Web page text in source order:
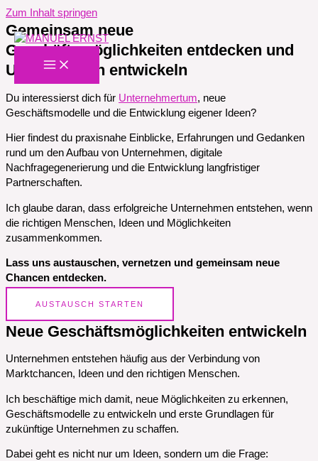
Zum Inhalt springen
Gemeinsam neue
Geschäftsmöglichkeiten entdecken und
Unternehmen entwickeln
Du interessierst dich für Unternehmertum, neue
Geschäftsmodelle und die Entwicklung eigener Ideen?
Hier findest du praxisnahe Einblicke, Erfahrungen und Gedanken
rund um den Aufbau von Unternehmen, digitale
Nachfragegenerierung und die Entwicklung langfristiger
Partnerschaften.
Ich glaube daran, dass erfolgreiche Unternehmen entstehen, wenn
die richtigen Menschen, Ideen und Möglichkeiten
zusammenkommen.
Lass uns austauschen, vernetzen und gemeinsam neue
Chancen entdecken.
AUSTAUSCH STARTEN
Neue Geschäftsmöglichkeiten entwickeln
Unternehmen entstehen häufig aus der Verbindung von
Marktchancen, Ideen und den richtigen Menschen.
Ich beschäftige mich damit, neue Möglichkeiten zu erkennen,
Geschäftsmodelle zu entwickeln und erste Grundlagen für
zukünftige Unternehmen zu schaffen.
Dabei geht es nicht nur um Ideen, sondern um die Frage: